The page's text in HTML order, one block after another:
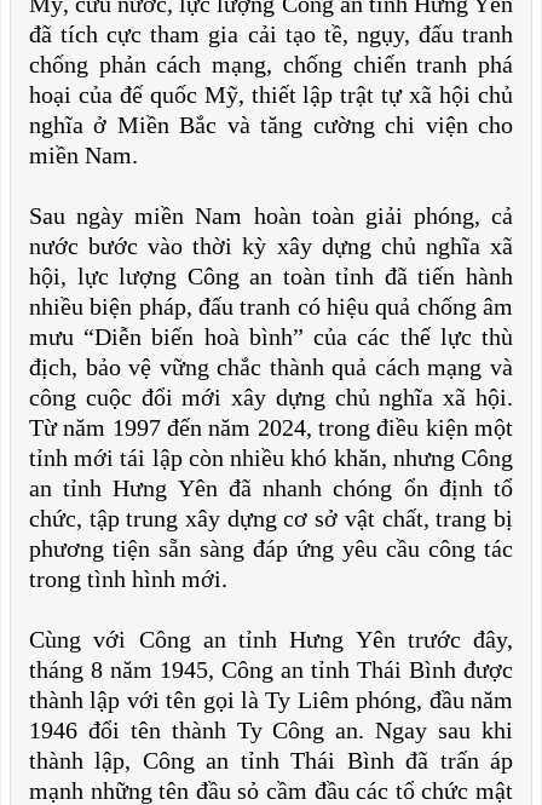
đã tích cực tham gia cải tạo tề, ngụy, đấu tranh
chống phản cách mạng, chống chiến tranh phá
hoại của đế quốc Mỹ, thiết lập trật tự xã hội chủ
nghĩa ở Miền Bắc và tăng cường chi viện cho
miền Nam.
Sau ngày miền Nam hoàn toàn giải phóng, cả
nước bước vào thời kỳ xây dựng chủ nghĩa xã
hội, lực lượng Công an toàn tỉnh đã tiến hành
nhiều biện pháp, đấu tranh có hiệu quả chống âm
mưu “Diễn biến hoà bình” của các thế lực thù
địch, bảo vệ vững chắc thành quả cách mạng và
công cuộc đổi mới xây dựng chủ nghĩa xã hội.
Từ năm 1997 đến năm 2024, trong điều kiện một
tỉnh mới tái lập còn nhiều khó khăn, nhưng Công
an tỉnh Hưng Yên đã nhanh chóng ổn định tổ
chức, tập trung xây dựng cơ sở vật chất, trang bị
phương tiện sẵn sàng đáp ứng yêu cầu công tác
trong tình hình mới.
Cùng với Công an tỉnh Hưng Yên trước đây,
tháng 8 năm 1945, Công an tỉnh Thái Bình được
thành lập với tên gọi là Ty Liêm phóng, đầu năm
1946 đổi tên thành Ty Công an. Ngay sau khi
thành lập, Công an tỉnh Thái Bình đã trấn áp
mạnh những tên đầu sỏ cầm đầu các tổ chức mật